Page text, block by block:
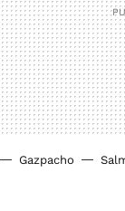
Gazpacho